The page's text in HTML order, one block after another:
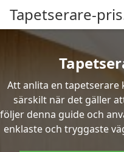
Tapetserare-
Att anlita en tapetserare
särskilt när det gäller
följer denna guide och
enklaste och tryggaste